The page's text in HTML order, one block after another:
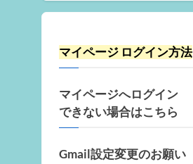
マイページ ログイン方法
マイページへログイン
できない場合はこちら
Gmail設定変更のお願い